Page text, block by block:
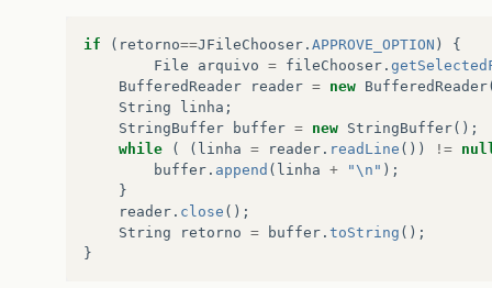
if ( retorno==JFileChooser . APPROVE_OPTION )
{
File
arquivo = fileChooser .
BufferedReader
reader = new BufferedReader
String
linha ;
StringBuffer
buffer = new StringBuffer();
while
( ( linha = reader . readLine ()) !=
buffer . append ( linha + "\n" );
}
reader . close ();
String
retorno = buffer . toString ();
}